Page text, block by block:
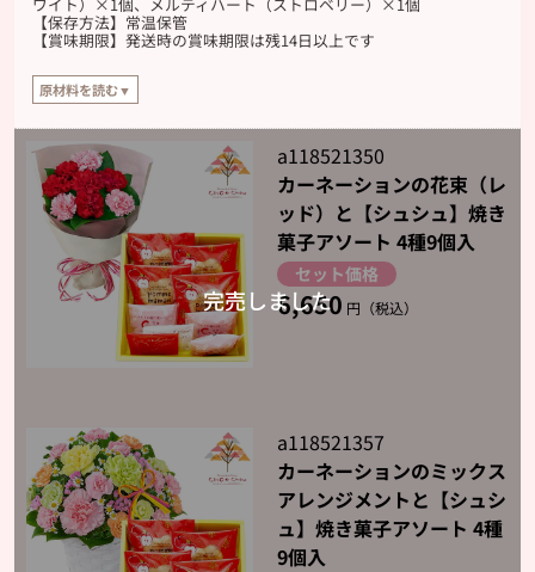
【保存方法】常温保管
【賞味期限】発送時の賞味期限は残14日以上です
原材料を読む▼
【原材料】
ポム・ママン：りんごプレザーブ（国内製造）、小麦粉、マーガリン、フラワー
ペースト、全卵、砂糖、りんごソース、洋酒、食塩、桂皮末、本みりん/ゲル化
剤（加工でん粉）、加工でん粉、乳化剤、酸味料、香料、着色料（ベニバナ
黄、カロテン）、（一部に小麦・卵・乳成分・大豆・りんごを含む）
Coro：準チョコレート（国内製造）、ビスケット、苺顆粒/乳化剤、酸味料、着
色料（カラメル）、香料、膨張剤、（一部に小麦・乳成分・大豆を含む）
メルティハート（ホワイト）：油脂加工食品（国内製造）、マーガリン、小麦
粉、脱脂粉乳、コーンスターチ/乳化剤、酸化防止剤（V.E、チャ抽出物、酵素処
理ルチン、V.C）、香料、着色料（パーム油カロチン）、（一部に小麦・乳成
分・大豆を含む）
V.C、抽出V.E、チャ抽出物、酵素処理ルチン、ローズマリー抽出物）、香料、着
色料（パーム油カロチン、紅麹）、（一部に小麦・乳成分・大豆を含む）
a118521350
カーネーションの花束（レ
ッド）と【シュシュ】焼き
菓子アソート 4種9個入
セット価格
6,650 円（税込）
a118521357
カーネーションのミックス
アレンジメントと【シュシ
ュ】焼き菓子アソート 4種
9個入